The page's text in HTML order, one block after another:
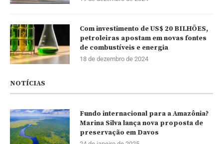
Com investimento de US$ 20 BILHÕES,
petroleiras apostam em novas fontes
de combustíveis e energia
18 de dezembro de 2024
NOTÍCIAS
Fundo internacional para a Amazônia?
Marina Silva lança nova proposta de
preservação em Davos